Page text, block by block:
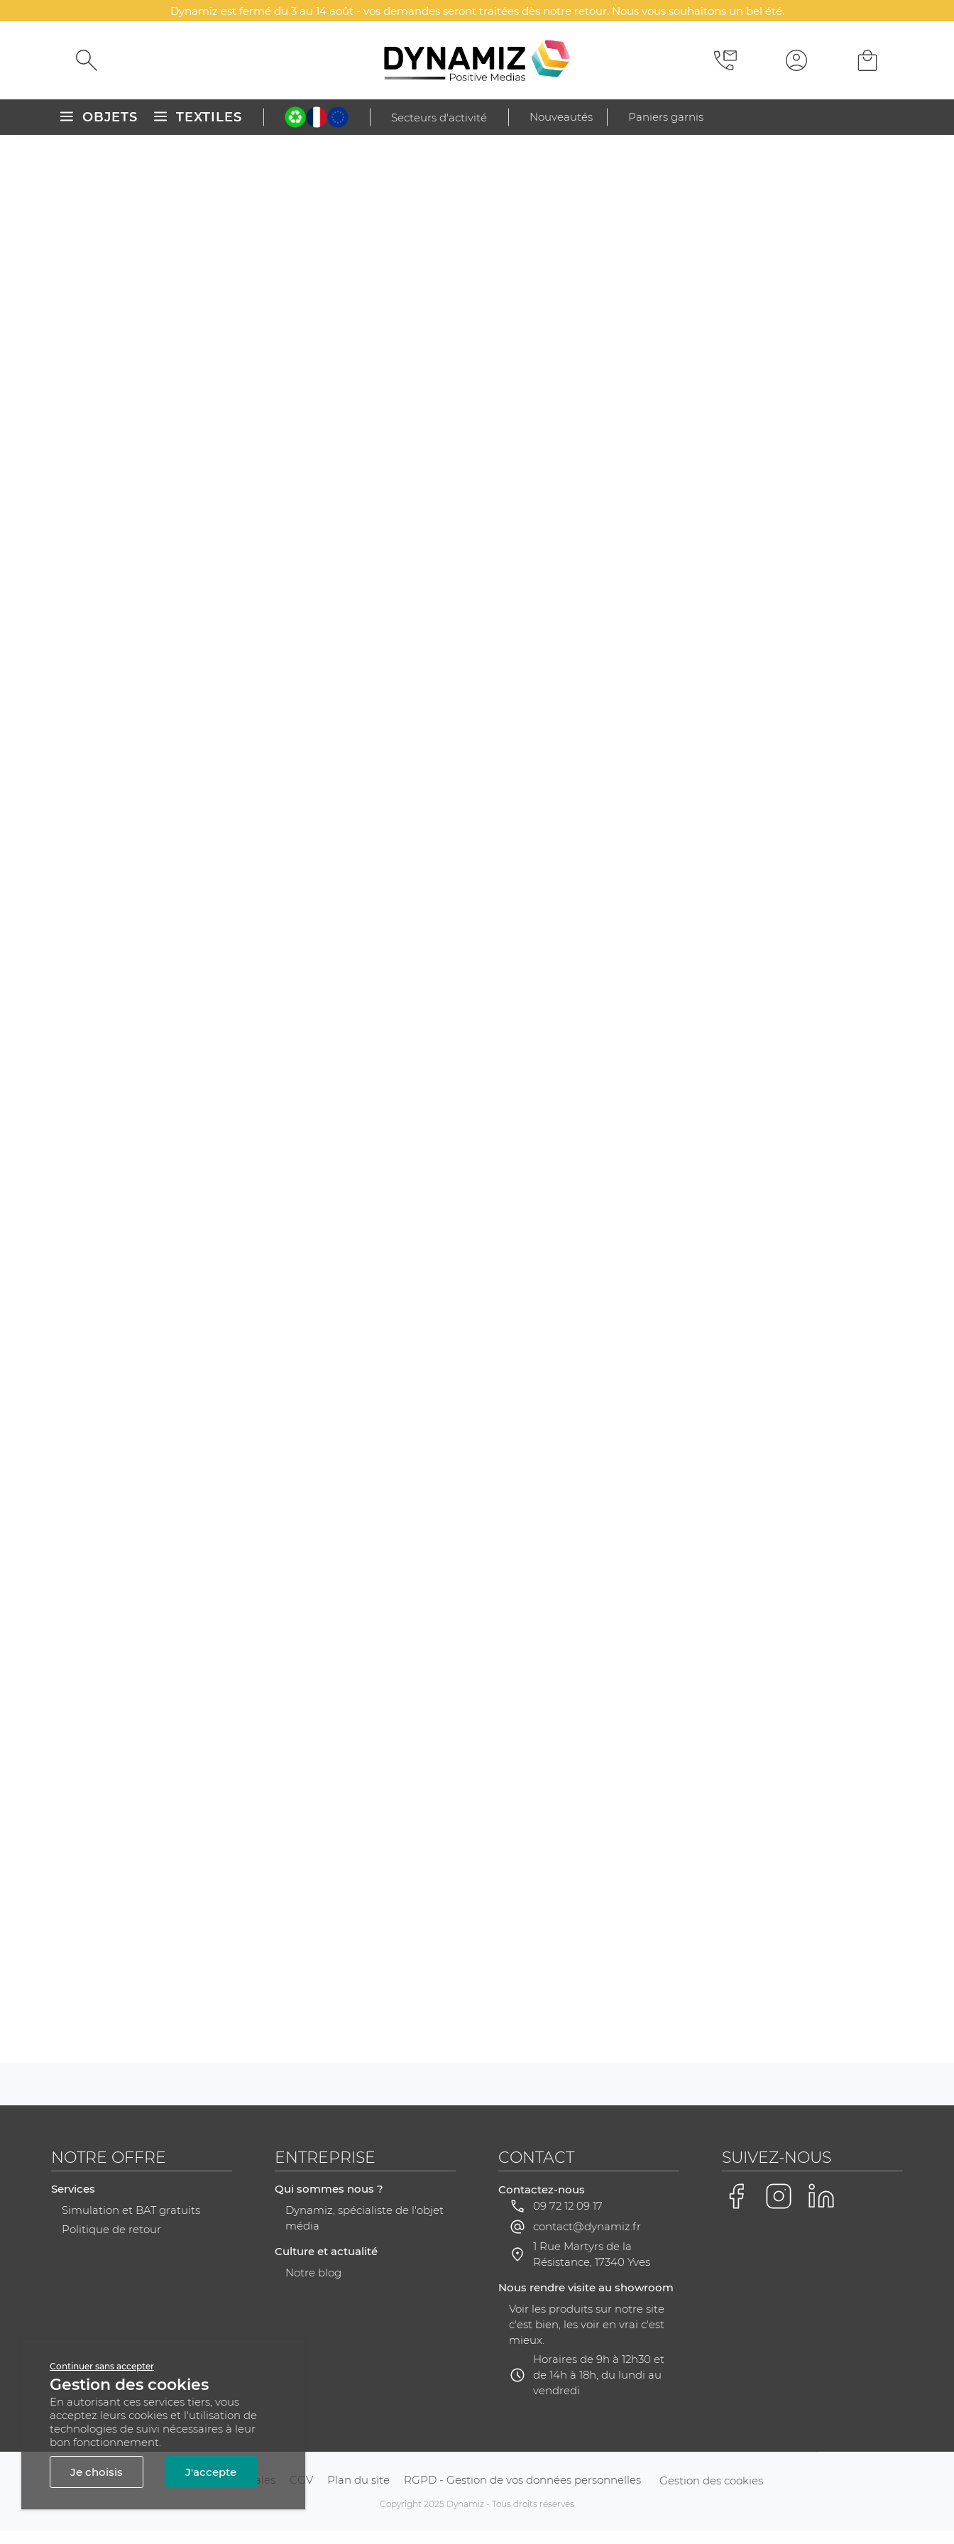
Dynamiz est fermé du 3 au 14 août - vos demandes seront traitées dès notre retour. Nous vous souhaitons un bel été.
Secteurs d'activité
OBJETS TEXTILES Nouveautés Paniers garnis
Accueil Objets publicitaires personnalisés Maison & cuisine Cuisine & service Planches à découper Planche en Bois Uriel
NOTRE OFFRE
Services
Simulation et BAT gratuits
Politique de retour
ENTREPRISE
Qui sommes nous ?
Dynamiz, spécialiste de l'objet
média
Culture et actualité
Notre blog
CONTACT
Contactez-nous
09 72 12 09 17
contact@dynamiz.fr
1 Rue Martyrs de la
Résistance, 17340 Yves
Nous rendre visite au showroom
Voir les produits sur notre site
c'est bien, les voir en vrai c'est
mieux.
Horaires de 9h à 12h30 et
de 14h à 18h, du lundi au
vendredi
SUIVEZ-NOUS
Mentions légales CGV Plan du site RGPD - Gestion de vos données personnelles Gestion des cookies
Copyright 2025 Dynamiz - Tous droits réservés
Continuer sans accepter
Gestion des cookies
En autorisant ces services tiers, vous
acceptez leurs cookies et l'utilisation de
technologies de suivi nécessaires à leur
bon fonctionnement.
Je choisis J'accepte